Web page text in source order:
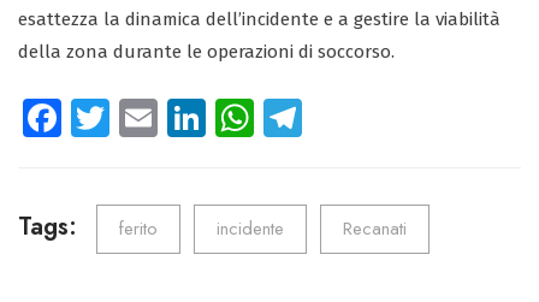
esattezza la dinamica dell’incidente e a gestire la viabilità
della zona durante le operazioni di soccorso.
Fa
o
ok
T
tt
er
E
ail
Li
e
dI
n
W
ts
A
p
gr
m
Tags: ferito incidente Recanati